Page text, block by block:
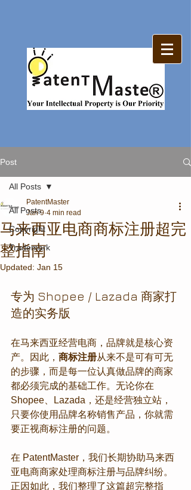
Post
All Posts
Copyright
Trademark
All Posts
马来西亚电商商标注册超完
整指南
PatentMaster
Jan 9 4 min read
Updated: Jan 15
专为 Shopee / Lazada 商家打
造的实务版
在马来西亚经营电商，品牌就是核心资
产。因此， 商标注册从来不是可有可无
的步骤，而是每一位认真做品牌的商家
都必须完成的基础工作。无论你在
Shopee、Lazada，还是经营独立站，
只要你使用品牌名称销售产品，你就需
要正视商标注册的问题。
在 PatentMaster，我们长期协助马来西
亚电商商家处理商标注册与品牌纠纷。
正因如此，我们整理了这篇超完整指